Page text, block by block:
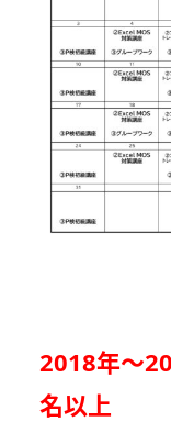
2018年～
名以上